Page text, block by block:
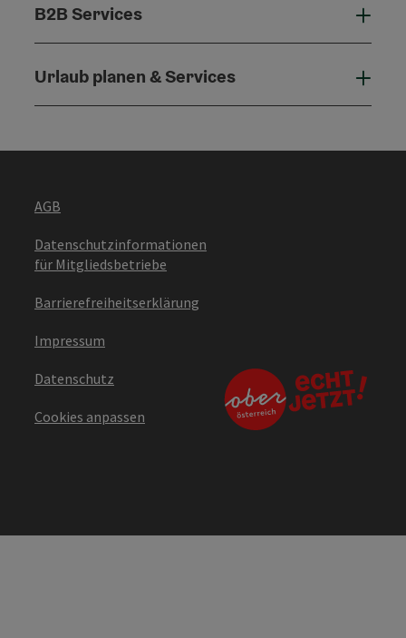
B2B Services
Urlaub planen & Services
AGB
Datenschutzinformationen
für Mitgliedsbetriebe
Barrierefreiheitserklärung
Impressum
Datenschutz
Cookies anpassen